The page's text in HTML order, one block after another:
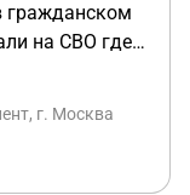
гражданском
на СВО где
на выплаты,
г. Москва